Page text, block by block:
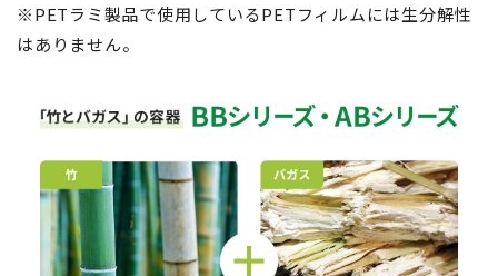
※PETラミ製品で使用しているPETフィルムには生分解性
はありません。